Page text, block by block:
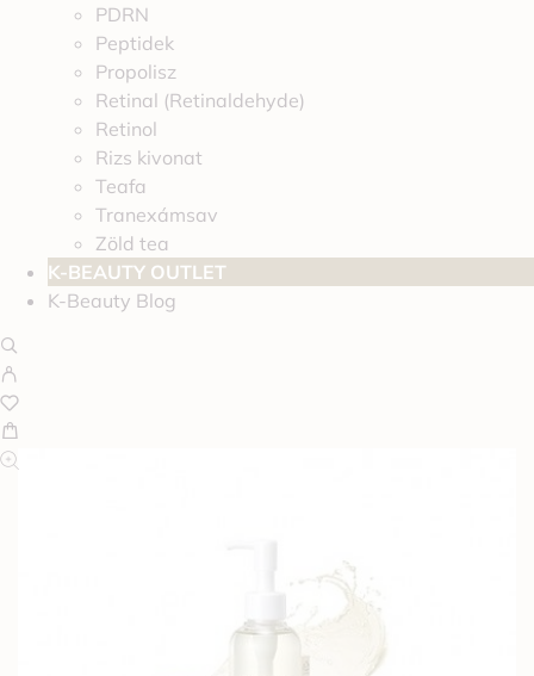
PDRN
Peptidek
Propolisz
Retinal (Retinaldehyde)
Retinol
Rizs kivonat
Teafa
Tranexámsav
Zöld tea
K-BEAUTY OUTLET
K-Beauty Blog